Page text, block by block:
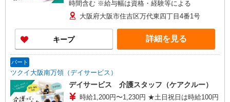
時間含む ※給与幅は資格・経験等による
大阪府大阪市住吉区万代東四丁目4番1号
キープ 詳細を見る
パート
ツクイ大阪南万領（デイサービス）
デイサービス 介護スタッフ（ケアクルー）
時給1,200円〜1,230円 ★土日祝日は時給100円